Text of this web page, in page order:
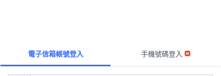
電子信箱帳號登入 手機號碼登入